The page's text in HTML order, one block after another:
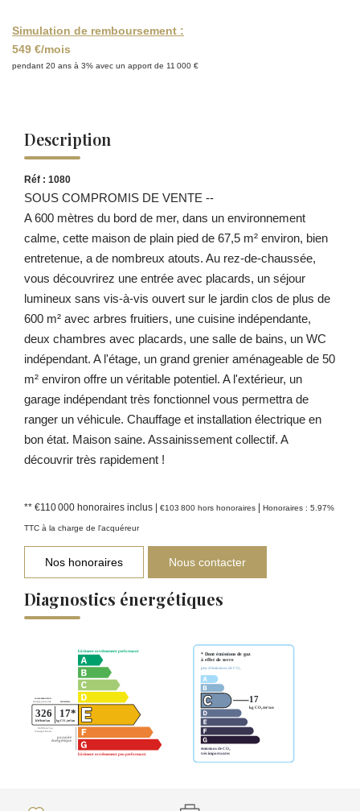
Simulation de remboursement :
549 €/mois
pendant 20 ans à 3% avec un apport de 11 000 €
Description
Réf : 1080
SOUS COMPROMIS DE VENTE --
A 600 mètres du bord de mer, dans un environnement
calme, cette maison de plain pied de 67,5 m² environ, bien
entretenue, a de nombreux atouts. Au rez-de-chaussée,
vous découvrirez une entrée avec placards, un séjour
lumineux sans vis-à-vis ouvert sur le jardin clos de plus de
600 m² avec arbres fruitiers, une cuisine indépendante,
deux chambres avec placards, une salle de bains, un WC
indépendant. A l'étage, un grand grenier aménageable de 50
m² environ offre un véritable potentiel. A l'extérieur, un
garage indépendant très fonctionnel vous permettra de
ranger un véhicule. Chauffage et installation électrique en
bon état. Maison saine. Assainissement collectif. A
découvrir très rapidement !
** €110 000 honoraires inclus | €103 800 hors honoraires | Honoraires : 5.97%
TTC à la charge de l'acquéreur
Nos honoraires Nous contacter
Diagnostics énergétiques